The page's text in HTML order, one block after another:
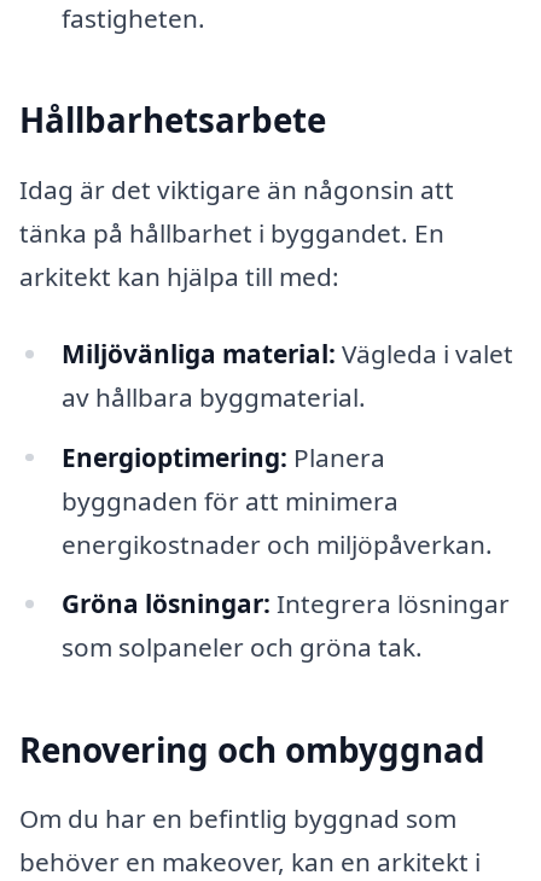
fastigheten.
Hållbarhetsarbete
Idag är det viktigare än någonsin att
tänka på hållbarhet i byggandet. En
arkitekt kan hjälpa till med:
Miljövänliga material: Vägleda i valet
av hållbara byggmaterial.
Energioptimering: Planera
byggnaden för att minimera
energikostnader och miljöpåverkan.
Gröna lösningar: Integrera lösningar
som solpaneler och gröna tak.
Renovering och ombyggnad
Om du har en befintlig byggnad som
behöver en makeover, kan en arkitekt i